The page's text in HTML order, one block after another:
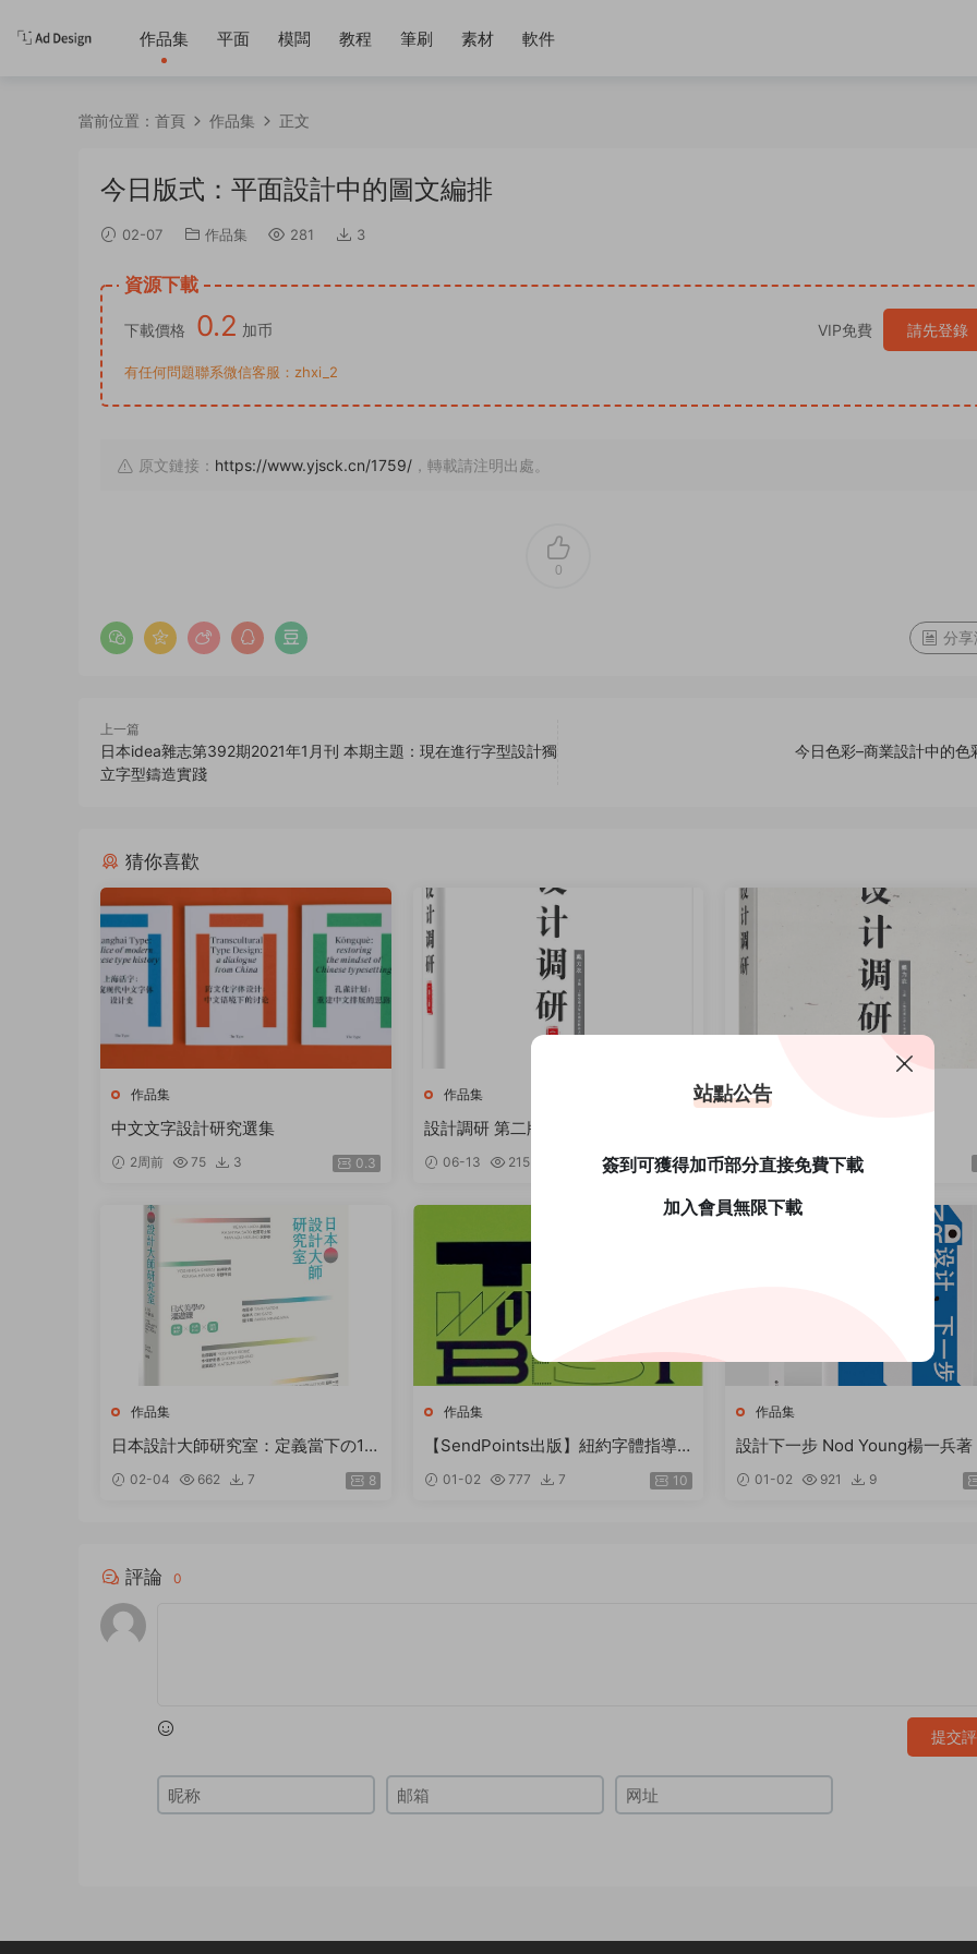
作品集 平面 模闆 教程 筆刷 素材 軟件
當前位置： 首頁 作品集 正文
今日版式：平面設計中的圖文編排
02-07 作品集 281 3
資源下載
下載價格 0.2 加币 VIP免費 請先登錄
有任何問題聯系微信客服：zhxi_2
原文鏈接： https://www.yjsck.cn/1759/ ，轉載請注明出處。
0
分
上一篇
日本idea雜志第392期2021年1月刊 本期主題：現在進行字型設計獨
立字型鑄造實踐
今日色彩–商業設計中的色
猜你喜歡
作品集
中文文字設計研究選集
2周前 75 3 0.3
作品集
設計調研 第二版
06-13 215 1
作品集
06-13 184
作品集
日本設計大師研究室：定義當下の15
人，讀專訪＋看作品＋去旅行，看懂
日式美學的漫遊課 / SendPoints 原
02-04 662 7 8
作品集
【SendPoints出版】紐約字體指導
俱樂部年鑒 39 The 39th Annual of
the Type Directors Club 英文原版
01-02 777 7 10
作品集
設計下一步 Nod Young楊一兵著
名設計師藝術家Nod Young25年
現場思考
01-02 921 9
評論 0
提交
站點公告
簽到可獲得加币部分直接免費下載
加入會員無限下載